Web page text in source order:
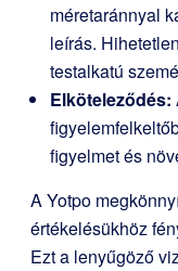
méretaránnyal
leírás.
testalkatú
Elköteleződés:
figyelmet és
A Yotpo
értékelésükhöz
Ezt a lenyűgöző